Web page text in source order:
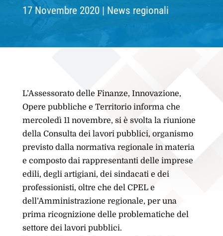
17 Novembre 2020 News regionali
L’Assessorato delle Finanze, Innovazione,
Opere pubbliche e Territorio informa che
mercoledì 11 novembre, si è svolta la riunione
della Consulta dei lavori pubblici, organismo
previsto dalla normativa regionale in materia
e composto dai rappresentanti delle imprese
edili, degli artigiani, dei sindacati e dei
professionisti, oltre che del CPEL e
dell’Amministrazione regionale, per una
prima ricognizione delle problematiche del
settore dei lavori pubblici.